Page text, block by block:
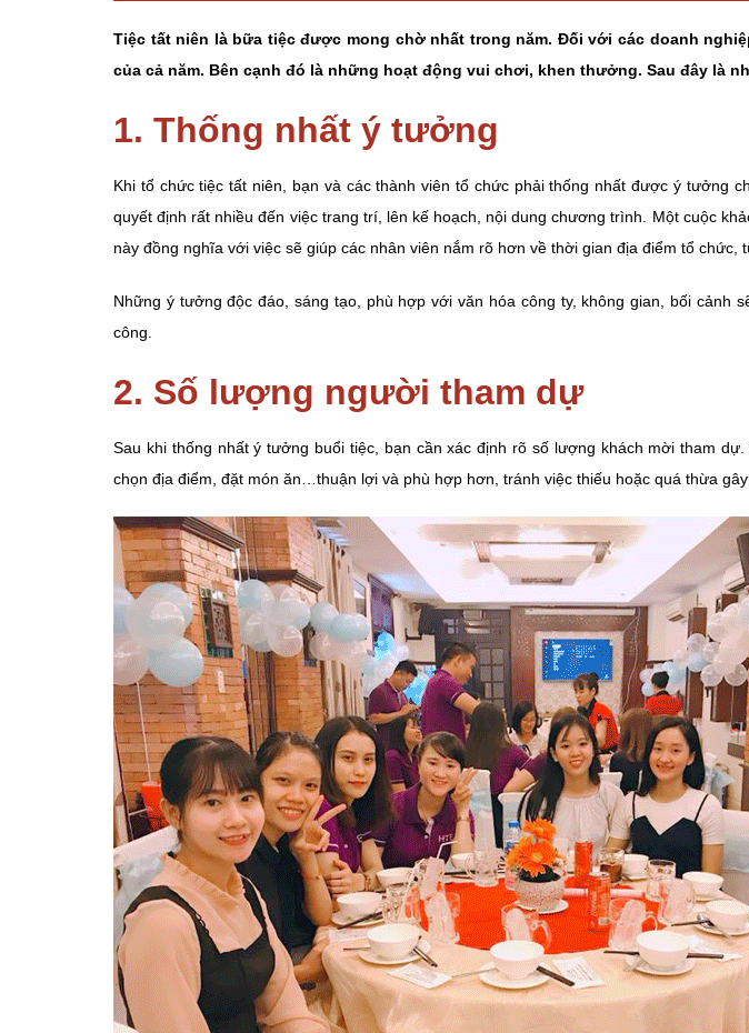
Tiệc tất niên là bữa tiệc được mong chờ nhất trong năm. Đối với các doanh
của cả năm. Bên cạnh đó là những hoạt động vui chơi, khen thưởng. Sau đây là
1. Thống nhất ý tưởng
Khi tổ chức tiệc tất niên, bạn và các thành viên tổ chức phải thống nhất được ý
quyết định rất nhiều đến việc trang trí, lên kế hoạch, nội dung chương trình. Một cuộc
này đồng nghĩa với việc sẽ giúp các nhân viên nắm rõ hơn về thời gian địa điểm tổ chức,
Những ý tưởng độc đáo, sáng tạo, phù hợp với văn hóa công ty, không gian, bối
công.
2. Số lượng người tham dự
Sau khi thống nhất ý tưởng buổi tiệc, bạn cần xác định rõ số lượng khách mời tham
chọn địa điểm, đặt món ăn…thuận lợi và phù hợp hơn, tránh việc thiếu hoặc quá thừa gây